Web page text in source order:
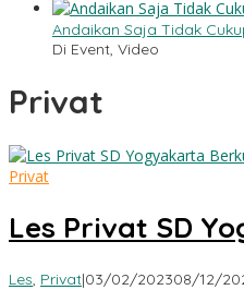
Andaikan Saja Tidak
Di Event, Video
Privat
Privat
Les Privat SD
Les, Privat|03/02/202308/12/